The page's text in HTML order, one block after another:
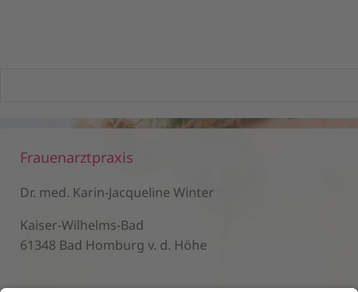
Frauenarztpraxis
Dr. med. Karin-Jacqueline Winter
Kaiser-Wilhelms-Bad
61348 Bad Homburg v. d. Höhe